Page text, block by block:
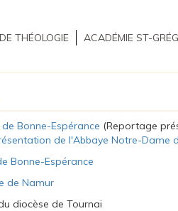
THÉOLOGIE ACADÉMIE ST-
Bonne-Espérance (Reportage
de l'Abbaye Notre-Dame
Bonne-Espérance
de Namur
diocèse de Tournai